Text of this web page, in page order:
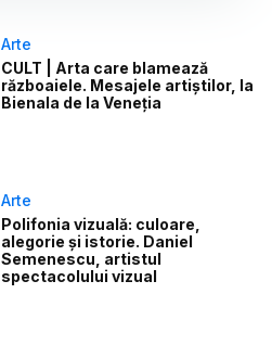
Arte
CULT | Arta care blamează
războaiele. Mesajele artiștilor, la
Bienala de la Veneția
Arte
Polifonia vizuală: culoare,
alegorie și istorie. Daniel
Semenescu, artistul
spectacolului vizual